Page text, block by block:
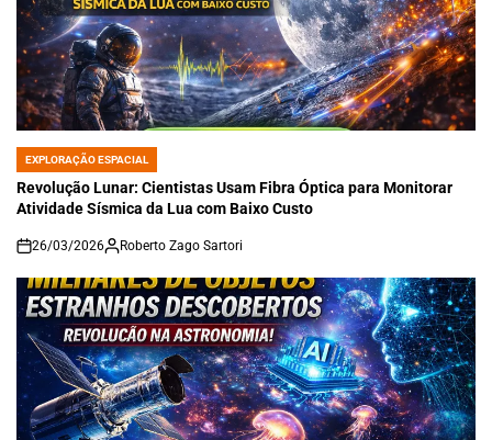
POSTED
IN
EXPLORAÇÃO ESPACIAL
Revolução Lunar: Cientistas Usam Fibra Óptica para Monitorar
Atividade Sísmica da Lua com Baixo Custo
on
26/03/2026 Roberto Zago Sartori